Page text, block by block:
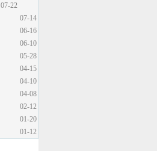
07-22
07-14
06-16
06-10
05-28
04-15
04-10
04-08
02-12
01-20
01-12